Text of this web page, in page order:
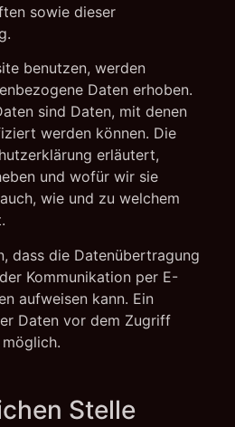
sowie dieser
benutzen, werden
Daten erhoben.
sind Daten, mit denen
werden können. Die
erläutert,
und wofür wir sie
wie und zu welchem
dass die Datenübertragung
Kommunikation per E-
aufweisen kann. Ein
Daten vor dem Zugriff
Stelle